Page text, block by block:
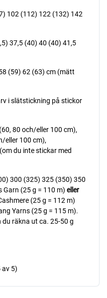
102 (112) 122 (132) 142
37,5 (40) 40 (40) 41,5
(59) 62 (63) cm (mätt
i slätstickning på stickor
80 och/eller 100 cm),
eller 100 cm),
du inte stickar med
300 (325) 325 (350) 350
Garn (25 g = 110 m) eller
(25 g = 112 m)
Yarns (25 g = 115 m).
räkna ut ca. 25-50 g
5)